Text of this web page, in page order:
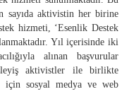
sayıda aktivistin her birine
hizmeti, ‘Esenlik Destek
Yıl içerisinde iki
alınan başvurular
aktivistler ile birlikte
için sosyal medya ve web